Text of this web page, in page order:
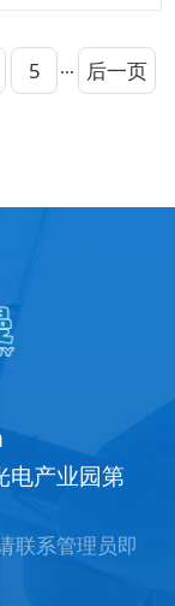
5 ···
后一页
电产业园第
联系管理员即